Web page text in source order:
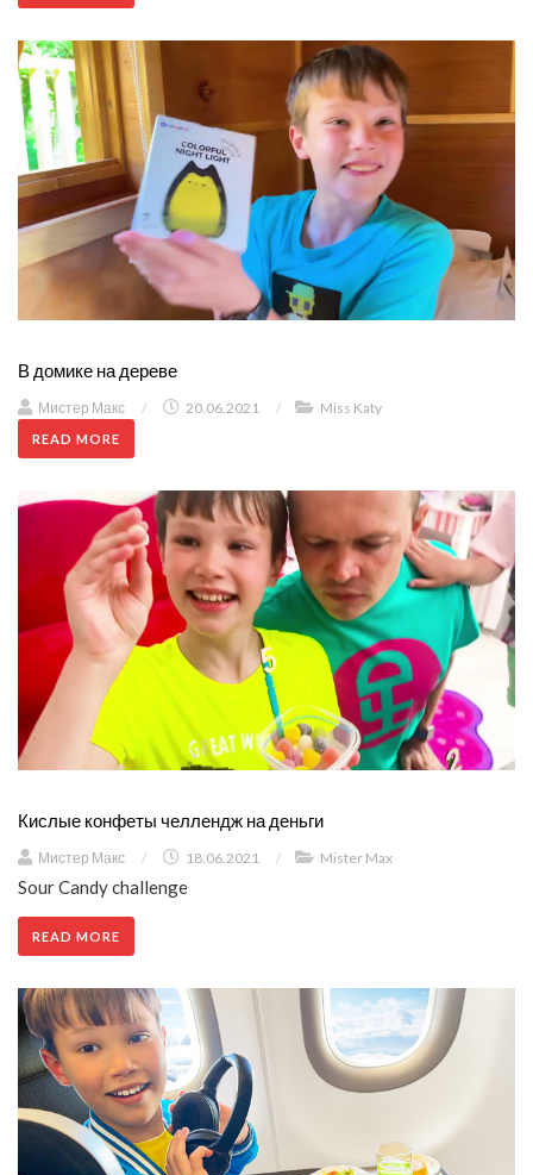
В домике на дереве
Мистер Макс / 20.06.2021 / Miss Katy
READ MORE
Кислые конфеты челлендж на деньги
Мистер Макс / 18.06.2021 / Mister Max
Sour Candy challenge
READ MORE